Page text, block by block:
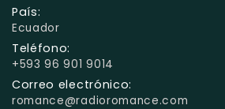
País:
Ecuador
Teléfono:
+593 96 901 9014
Correo electrónico:
romance@radioromance.com